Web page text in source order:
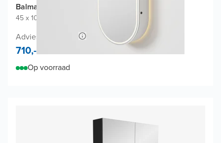
Balmani Mara spiegelkast
45 x 100 cm
Adviesprijs 1.360,-
710,-
Op voorraad